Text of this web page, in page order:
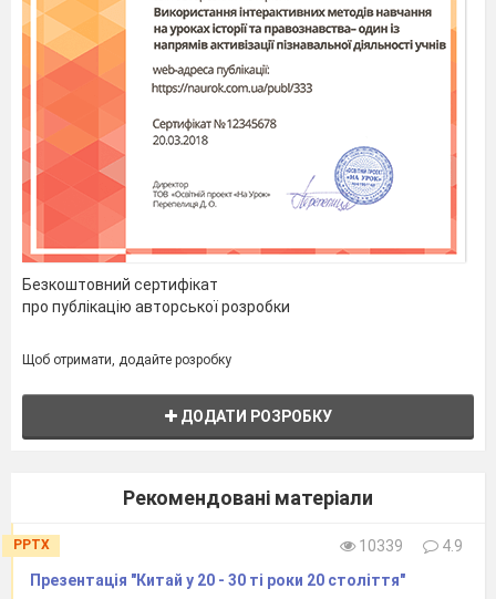
Відтворено Польщу, визнано
утворення Чехословаччини, Угорщини,
Австрії, Королівства СХС.
Визнано розпад Османської імперії.
Запровадженомандатну систему
щодо відібраних у Німеччини та
Туреччини володінь.
Запам'ятай:
управління певною територією,
за якою колонії передавались
під опіку „передовим“ країнам.
нових анексій з боку країн-
переможниць.
став договір країн Антанти з
Німеччиною –Версальський мирний
договір.
Запам'ятай: 28 червня 1919 р.- підписання
Безкоштовний сертифікат
про публікацію авторської розробки
Щоб отримати, додайте розробку
ДОДАТИ РОЗРОБКУ
Рекомендовані матеріали
PPTX 10339
4.9
Презентація "Китай у 20 - 30 ті роки 20 століття"